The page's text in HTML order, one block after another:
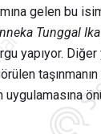
gelen bu
Tunggal Ika
yapıyor. Diğer